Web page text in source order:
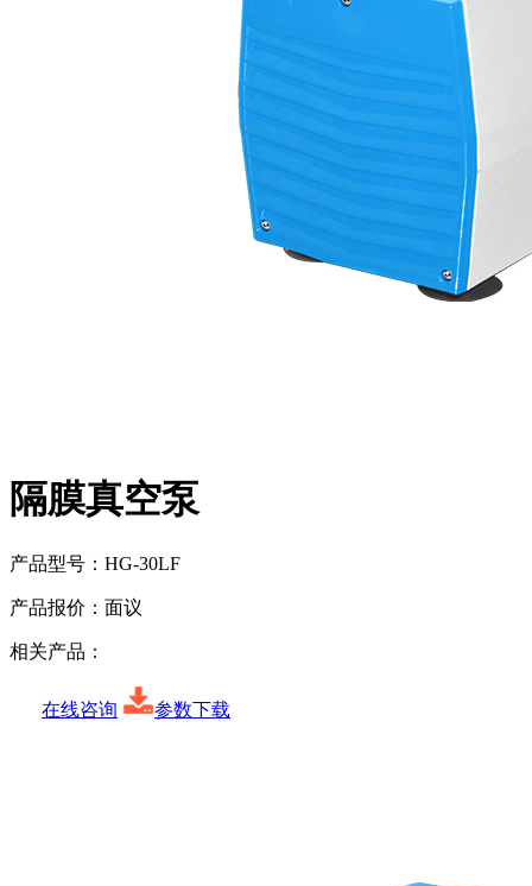
隔膜真空泵
产品型号： HG-30LF
产品报价： 面议
相关产品：
在线咨询 参数下载